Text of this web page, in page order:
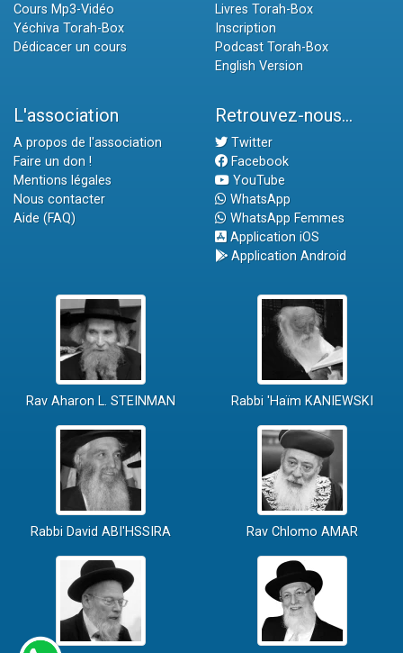
Cours Mp3-Vidéo
Yéchiva Torah-Box
Dédicacer un cours
Livres Torah-Box
Inscription
Podcast Torah-Box
English Version
L'association
A propos de l'association
Faire un don !
Mentions légales
Nous contacter
Aide (FAQ)
Retrouvez-nous...
Twitter
Facebook
YouTube
WhatsApp
WhatsApp Femmes
Application iOS
Application Android
Rav Aharon L. STEINMAN Rabbi 'Haïm KANIEWSKI
Rabbi David ABI'HSSIRA Rav Chlomo AMAR